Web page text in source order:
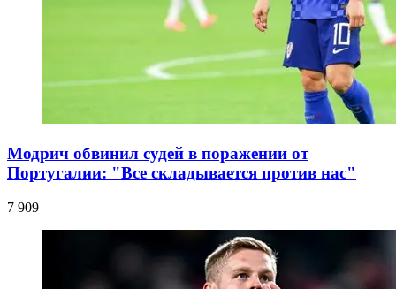
Модрич обвинил судей в поражении от
Португалии: "Все складывается против нас"
7 909